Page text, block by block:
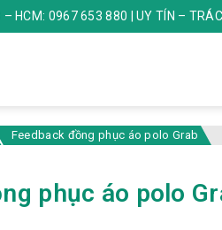
HCM: 0967 653 880 | UY TÍN –
Feedback đồng phục áo polo Grab
phục áo polo